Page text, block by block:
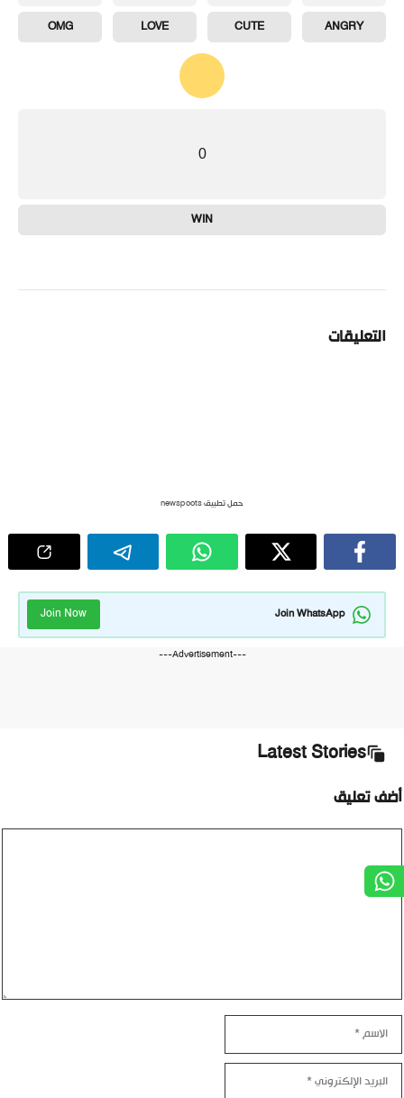
ANGRY
CUTE
LOVE
OMG
0
WIN
التعليقات
حمل تطبيق newspoots
Join WhatsApp
Join Now
---Advertisement---
Latest Stories
تعليق